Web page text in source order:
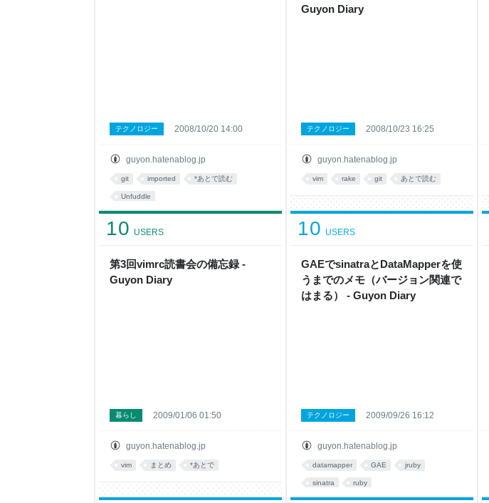
guyon.hatenablog.jp
テクノロジー 2008/10/20 14:00
git imported *あとで読む
Unfuddle
Guyon Diary
guyon.hatenablog.jp
テクノロジー 2008/10/23 16:25
vim rake git あとで読む
第3回vimrc読書会の備忘録 -
Guyon Diary
10 USERS
guyon.hatenablog.jp
暮らし 2009/01/06 01:50
vim まとめ *あとで
GAEでsinatraとDataMapperを使
うまでのメモ（バージョン関連で
はまる） - Guyon Diary
10 USERS
guyon.hatenablog.jp
テクノロジー 2009/09/26 16:12
datamapper GAE jruby
sinatra ruby